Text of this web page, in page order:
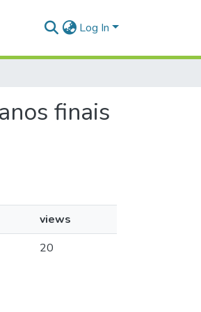
Log In
finais
views
20